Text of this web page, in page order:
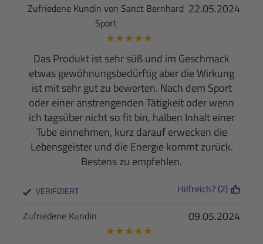
22.05.2024
Zufriedene Kundin von Sanct Bernhard
Sport
★★★★★
Das Produkt ist sehr süß und im Geschmack
etwas gewöhnungsbedürftig aber die Wirkung
ist mit sehr gut zu bewerten. Nach dem Sport
oder einer anstrengenden Tätigkeit oder wenn
ich tagsüber nicht so fit bin, halben Inhalt einer
Tube einnehmen, kurz darauf erwecken die
Lebensgeister und die Energie kommt zurück.
Bestens zu empfehlen.
VERIFIZIERT Hilfreich? (2)
09.05.2024
Zufriedene Kundin
★★★★★